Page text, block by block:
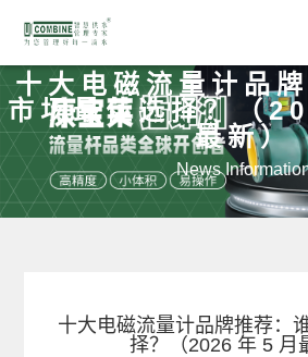
十大电磁流量计品
市场最佳选择？（
最新）
News
十大电磁流量计品牌推荐：
择？（2026 年 5 月